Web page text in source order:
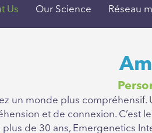
Us Our Science Réseau
un monde plus
et de connexion. C’est
plus de 30 ans, Emergenetics